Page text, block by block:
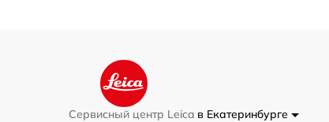
Сервисный центр Leica в Екатеринбурге